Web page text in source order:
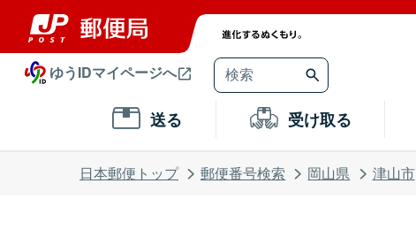
ゆうIDマイページへ
送る 受け取る
日本郵便トップ 郵便番号検索 岡山県 津山市